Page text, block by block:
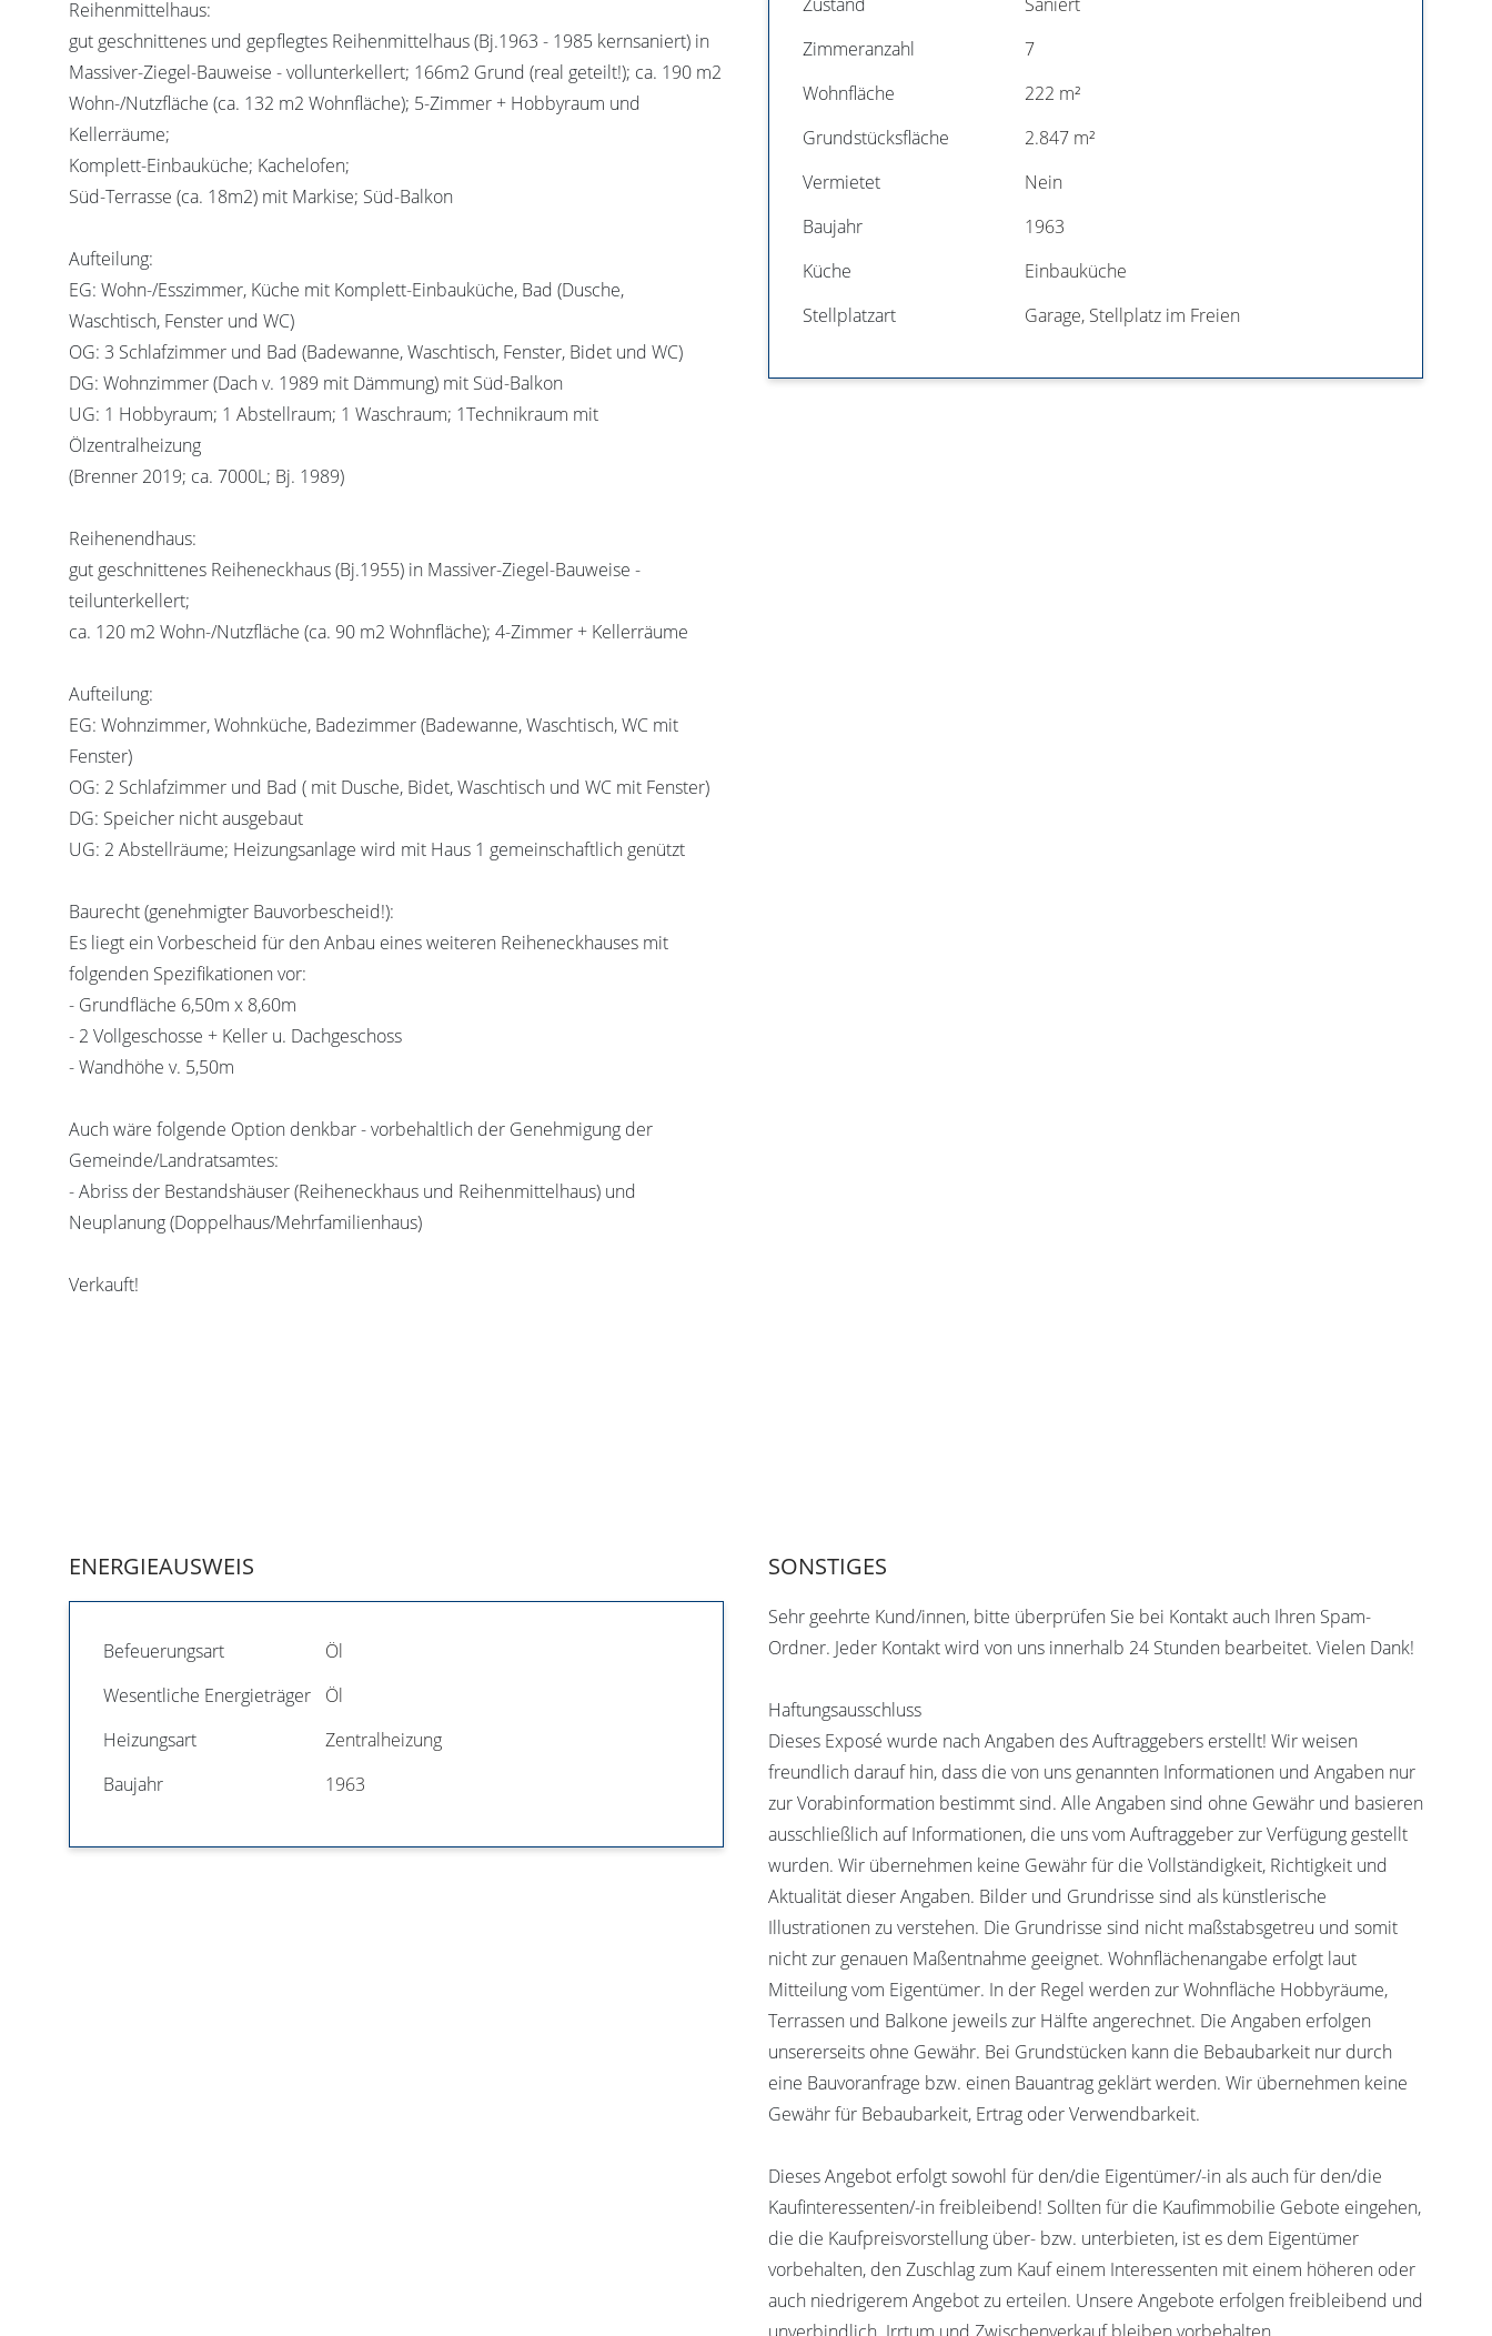
Reihenmittelhaus:
gut geschnittenes und gepflegtes Reihenmittelhaus (Bj.1963 - 1985 kernsaniert) in
Massiver-Ziegel-Bauweise - vollunterkellert; 166m2 Grund (real geteilt!); ca. 190 m2
Wohn-/Nutzfläche (ca. 132 m2 Wohnfläche); 5-Zimmer + Hobbyraum und
Kellerräume;
Komplett-Einbauküche; Kachelofen;
Süd-Terrasse (ca. 18m2) mit Markise; Süd-Balkon
Aufteilung:
EG: Wohn-/Esszimmer, Küche mit Komplett-Einbauküche, Bad (Dusche,
Waschtisch, Fenster und WC)
OG: 3 Schlafzimmer und Bad (Badewanne, Waschtisch, Fenster, Bidet und WC)
DG: Wohnzimmer (Dach v. 1989 mit Dämmung) mit Süd-Balkon
UG: 1 Hobbyraum; 1 Abstellraum; 1 Waschraum; 1Technikraum mit
Ölzentralheizung
(Brenner 2019; ca. 7000L; Bj. 1989)
Reihenendhaus:
gut geschnittenes Reiheneckhaus (Bj.1955) in Massiver-Ziegel-Bauweise -
teilunterkellert;
ca. 120 m2 Wohn-/Nutzfläche (ca. 90 m2 Wohnfläche); 4-Zimmer + Kellerräume
Aufteilung:
EG: Wohnzimmer, Wohnküche, Badezimmer (Badewanne, Waschtisch, WC mit
Fenster)
OG: 2 Schlafzimmer und Bad ( mit Dusche, Bidet, Waschtisch und WC mit Fenster)
DG: Speicher nicht ausgebaut
UG: 2 Abstellräume; Heizungsanlage wird mit Haus 1 gemeinschaftlich genützt
Baurecht (genehmigter Bauvorbescheid!):
Es liegt ein Vorbescheid für den Anbau eines weiteren Reiheneckhauses mit
folgenden Spezifikationen vor:
- Grundfläche 6,50m x 8,60m
- 2 Vollgeschosse + Keller u. Dachgeschoss
- Wandhöhe v. 5,50m
Auch wäre folgende Option denkbar - vorbehaltlich der Genehmigung der
Gemeinde/Landratsamtes:
- Abriss der Bestandshäuser (Reiheneckhaus und Reihenmittelhaus) und
Neuplanung (Doppelhaus/Mehrfamilienhaus)
Verkauft!
Zimmeranzahl
7
Wohnfläche
222 m²
Grundstücksfläche
2.847 m²
Vermietet
Nein
Baujahr
1963
Küche
Einbauküche
Stellplatzart
Garage, Stellplatz im Freien
ENERGIEAUSWEIS
Befeuerungsart
Öl
Wesentliche Energieträger
Öl
Heizungsart
Zentralheizung
Baujahr
1963
SONSTIGES
Sehr geehrte Kund/innen, bitte überprüfen Sie bei Kontakt auch Ihren Spam-
Ordner. Jeder Kontakt wird von uns innerhalb 24 Stunden bearbeitet. Vielen Dank!
Haftungsausschluss
Dieses Exposé wurde nach Angaben des Auftraggebers erstellt! Wir weisen
freundlich darauf hin, dass die von uns genannten Informationen und Angaben nur
zur Vorabinformation bestimmt sind. Alle Angaben sind ohne Gewähr und basieren
ausschließlich auf Informationen, die uns vom Auftraggeber zur Verfügung gestellt
wurden. Wir übernehmen keine Gewähr für die Vollständigkeit, Richtigkeit und
Aktualität dieser Angaben. Bilder und Grundrisse sind als künstlerische
Illustrationen zu verstehen. Die Grundrisse sind nicht maßstabsgetreu und somit
nicht zur genauen Maßentnahme geeignet. Wohnflächenangabe erfolgt laut
Mitteilung vom Eigentümer. In der Regel werden zur Wohnfläche Hobbyräume,
Terrassen und Balkone jeweils zur Hälfte angerechnet. Die Angaben erfolgen
unsererseits ohne Gewähr. Bei Grundstücken kann die Bebaubarkeit nur durch
eine Bauvoranfrage bzw. einen Bauantrag geklärt werden. Wir übernehmen keine
Gewähr für Bebaubarkeit, Ertrag oder Verwendbarkeit.
Dieses Angebot erfolgt sowohl für den/die Eigentümer/-in als auch für den/die
Kaufinteressenten/-in freibleibend! Sollten für die Kaufimmobilie Gebote eingehen,
die die Kaufpreisvorstellung über- bzw. unterbieten, ist es dem Eigentümer
vorbehalten, den Zuschlag zum Kauf einem Interessenten mit einem höheren oder
auch niedrigerem Angebot zu erteilen. Unsere Angebote erfolgen freibleibend und